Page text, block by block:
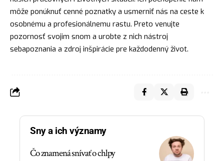
môže ponúknuť cenné poznatky a usmerniť nás na ceste k
osobnému a profesionálnemu rastu. Preto venujte
pozornosť svojim snom a urobte z nich nástroj
sebapoznania a zdroj inšpirácie pre každodenný život.
Sny a ich významy
Čo znamená snívať o chlpy